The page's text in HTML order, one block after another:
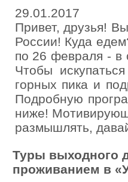
29.01.2017
Привет, друзья!
России! Куда
по 26 февраля - в
Чтобы
горных пика и
Подробную
ниже!
размышлять,
Туры выходного
проживанием в